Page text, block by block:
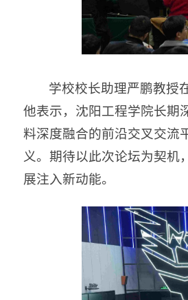
学校校长助理严鹏教授
他表示，沈阳工程学院长期
料深度融合的前沿交叉交流
义。期待以此次论坛为契机
展注入新动能。